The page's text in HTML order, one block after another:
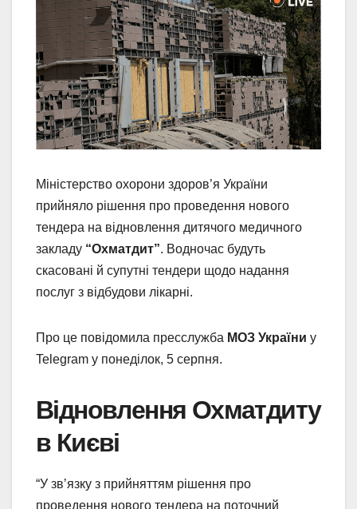
Міністерство охорони здоров’я України
прийняло рішення про проведення нового
тендера на відновлення дитячого медичного
закладу “Охматдит”. Водночас будуть
скасовані й супутні тендери щодо надання
послуг з відбудови лікарні.
Про це повідомила пресслужба МОЗ України у
Telegram у понеділок, 5 серпня.
Відновлення Охматдиту
в Києві
“У звʼязку з прийняттям рішення про
проведення нового тендера на поточний